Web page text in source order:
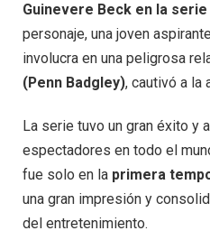
Guinevere Beck en la serie
personaje, una joven
involucra en una peligrosa
(Penn Badgley), cautivó a la
La serie tuvo un gran éxito y
espectadores en todo el
fue solo en la primera
una gran impresión y
del entretenimiento.